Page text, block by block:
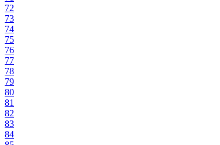
72
73
74
75
76
77
78
79
80
81
82
83
84